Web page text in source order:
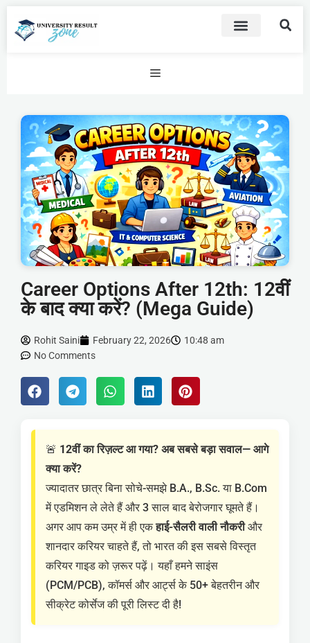
Career Options After 12th: 12वीं
के बाद क्या करें? (Mega Guide)
Rohit Saini February 22, 2026
10:48 am
No Comments
🚨 12वीं का रिज़ल्ट आ गया? अब सबसे बड़ा सवाल— आगे
क्या करें?
ज्यादातर छात्र बिना सोचे-समझे B.A., B.Sc. या B.Com
में एडमिशन ले लेते हैं और 3 साल बाद बेरोजगार घूमते हैं।
अगर आप कम उम्र में ही एकहाई-सैलरी वाली नौकरीऔर
शानदार करियर चाहते हैं, तो भारत की इस सबसे विस्तृत
करियर गाइड को ज़रूर पढ़ें। यहाँ हमने साइंस
(PCM/PCB), कॉमर्स और आर्ट्स के 50+ बेहतरीन और
सीक्रेट कोर्सेज की पूरी लिस्ट दी है!